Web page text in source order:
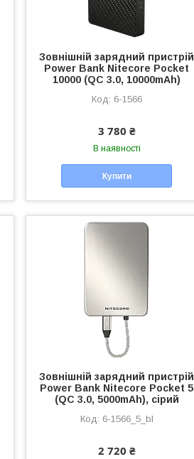
Зовнішній зарядний пристрій
Power Bank Nitecore Pocket
10000 (QC 3.0, 10000mAh)
6-1566
3 780 ₴
В наявності
Купити
Зовнішній зарядний пристрій
Power Bank Nitecore Pocket 5
(QC 3.0, 5000mAh), сірий
6-1566_5_bl
2 720 ₴